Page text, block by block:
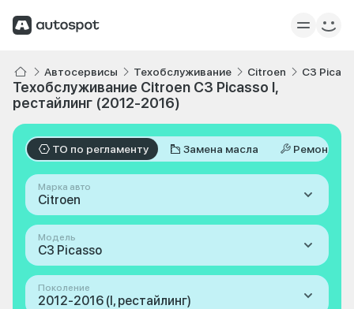
Автосервисы Техобслуживание Citroen C3
Техобслуживание Citroen C3 Picasso I,
рестайлинг (2012-2016)
ТО по регламенту Замена масла Ремонт
Марка авто
Citroen
Модель
C3 Picasso
Поколение
2012-2016 (I, рестайлинг)